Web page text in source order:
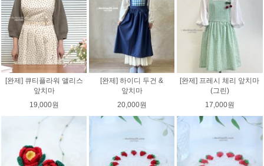
[완제] 큐티플라워 앨리스
앞치마
19,000원
[완제] 하이디 두건 &
앞치마
20,000원
[완제] 프레시 체리 앞치마
(그린)
17,000원